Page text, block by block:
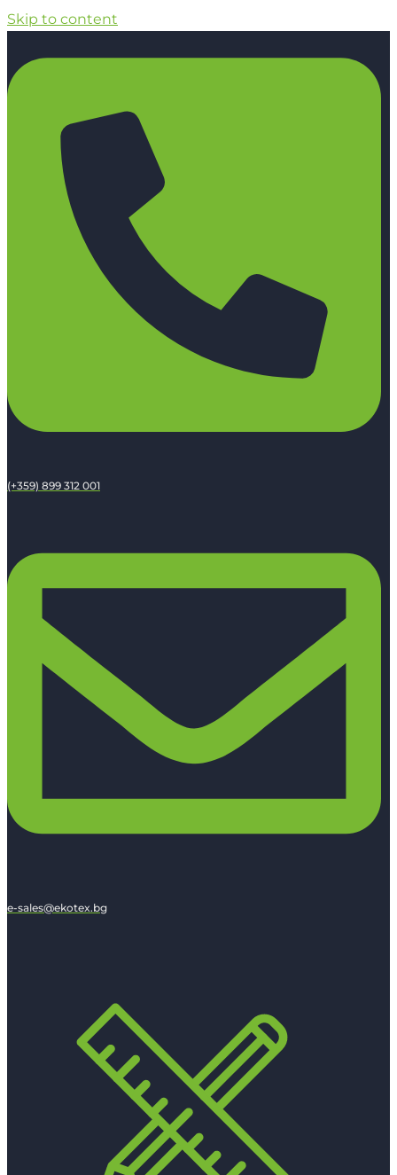
Skip to content
(+359) 899 312 001
e-sales@ekotex.bg